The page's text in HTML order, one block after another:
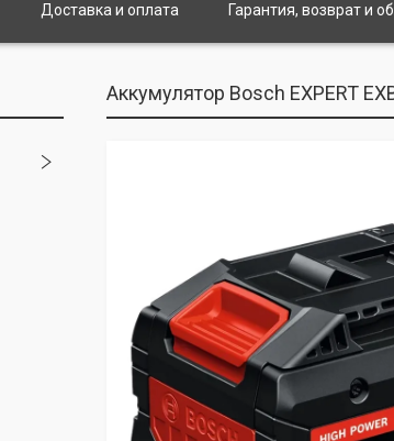
Доставка и оплата Гарантия, возврат и
Аккумулятор Bosch EXPERT